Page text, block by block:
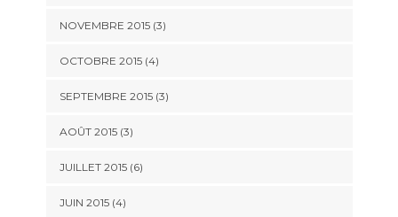
NOVEMBRE 2015(3)
OCTOBRE 2015(4)
SEPTEMBRE 2015(3)
AOÛT 2015(3)
JUILLET 2015(6)
JUIN 2015(4)